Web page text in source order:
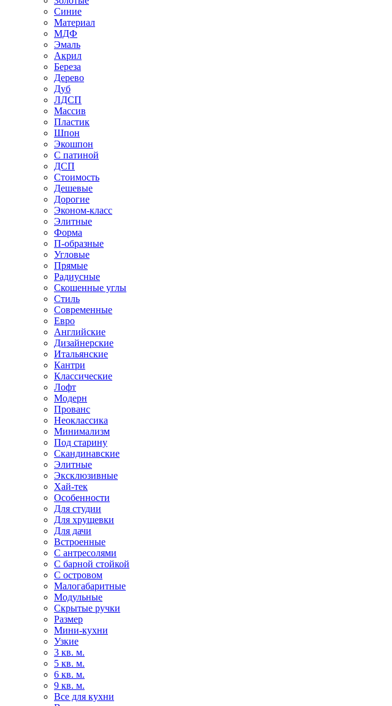
Синие
Материал
МДФ
Эмаль
Акрил
Береза
Дерево
Дуб
ЛДСП
Массив
Пластик
Шпон
Экошпон
С патиной
ДСП
Стоимость
Дешевые
Дорогие
Эконом-класс
Элитные
Форма
П-образные
Угловые
Прямые
Радиусные
Скошенные углы
Стиль
Современные
Евро
Английские
Дизайнерские
Итальянские
Кантри
Классические
Лофт
Модерн
Прованс
Неоклассика
Минимализм
Под старину
Скандинавские
Элитные
Эксклюзивные
Хай-тек
Особенности
Для студии
Для хрущевки
Для дачи
Встроенные
С антресолями
С барной стойкой
С островом
Малогабаритные
Модульные
Скрытые ручки
Размер
Мини-кухни
Узкие
3 кв. м.
5 кв. м.
6 кв. м.
9 кв. м.
Все для кухни